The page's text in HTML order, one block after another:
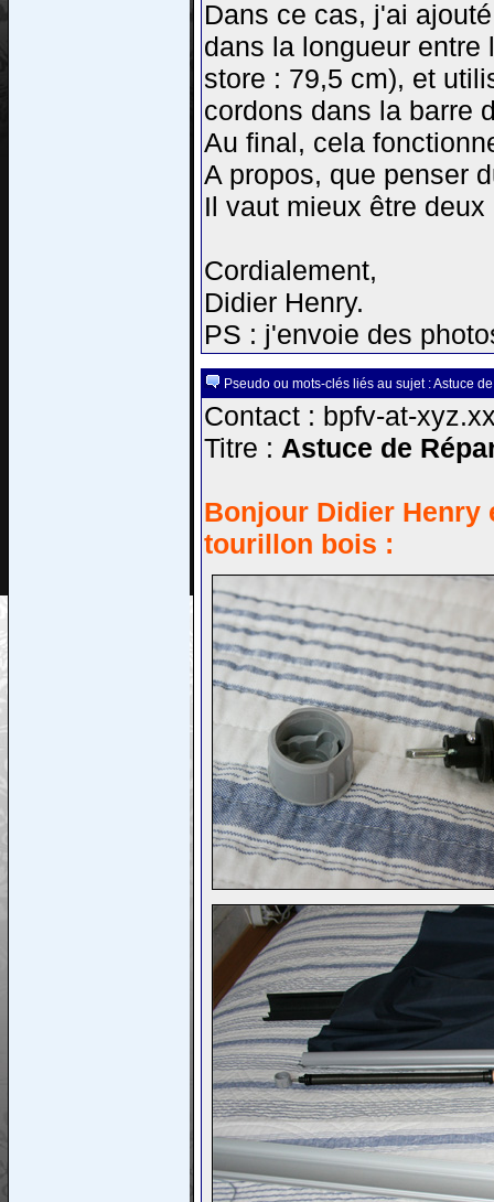
Dans ce cas, j'ai
dans la longueur entre
store : 79,5 cm), et
cordons dans la barre
Au final, cela
A propos, que penser
Il vaut mieux être deux
Cordialement,
Didier Henry.
PS : j'envoie des
Pseudo ou mots-clés liés au sujet : Astuce
Contact : bpfv-at-
Titre : Astuce de
Bonjour Didier Henry
tourillon bois :